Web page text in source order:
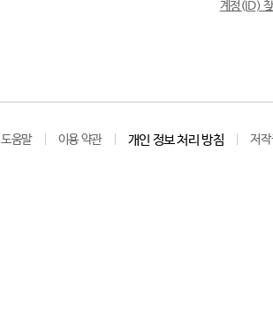
계정(ID)
도움말 이용 약관 개인 정보 처리 방침 저